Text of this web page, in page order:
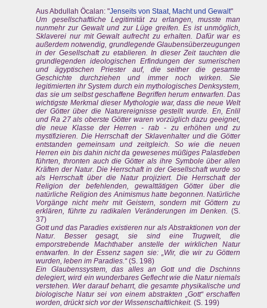
Aus Abdullah Öcalan: "Jenseits von Staat, Macht und Gewalt"
Um gesellschaftliche Legitimität zu erlangen, musste man
nunmehr zur Gewalt und zur Lüge greifen. Es ist unmöglich,
Sklaverei nur mit Gewalt aufrecht zu erhalten. Dafür war es
außerdem notwendig, grundlegende Glaubensüberzeugungen
in der Gesellschaft zu etablieren. In dieser Zeit tauchten die
grundlegenden ideologischen Erfindungen der sumerischen
und ägyptischen Priester auf, die seither die gesamte
Geschichte durchziehen und immer noch wirken. Sie
legitimierten ihr System durch ein mythologisches Denksystem,
das sie um selbst geschaffene Begriffen herum entwarfen. Das
wichtigste Merkmal dieser Mythologie war, dass die neue Welt
der Götter über die Naturereignisse gestellt wurde. En, Enlil
und Ra 27 als oberste Götter waren vorzüglich dazu geeignet,
die neue Klasse der Herren - rab - zu erhöhen und zu
mystifizieren. Die Herrschaft der Sklavenhalter und die Götter
entstanden gemeinsam und zeitgleich. So wie die neuen
Herren ein bis dahin nicht da gewesenes müßiges Palastleben
führten, thronten auch die Götter als ihre Symbole über allen
Kräften der Natur. Die Herrschaft in der Gesellschaft wurde so
als Herrschaft über die Natur projiziert. Die Herrschaft der
Religion der befehlenden, gewalttätigen Götter über die
natürliche Religion des Animismus hatte begonnen. Natürliche
Vorgänge nicht mehr mit Geistern, sondern mit Göttern zu
erklären, führte zu radikalen Veränderungen im Denken. (S.
37)
Gott und das Paradies existieren nur als Abstraktionen von der
Natur. Besser gesagt, sie sind eine Trugwelt, die
emporstrebende Machthaber anstelle der wirklichen Natur
entwarfen. In der Essenz sagen sie: „Wir, die wir zu Göttern
wurden, leben im Paradies.“(S. 198)
Ein Glaubenssystem, das alles an Gott und die Dschinns
delegiert, wird ein wunderbares Geflecht wie die Natur niemals
verstehen. Wer darauf beharrt, die gesamte physikalische und
biologische Natur sei von einem abstrakten „Gott“ erschaffen
worden, drückt sich vor der Wissenschaftlichkeit. (S. 199)